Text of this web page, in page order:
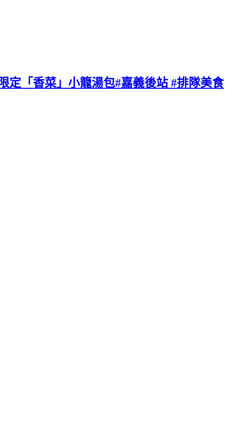
定「香菜」小籠湯包#嘉義後站 #排隊美食